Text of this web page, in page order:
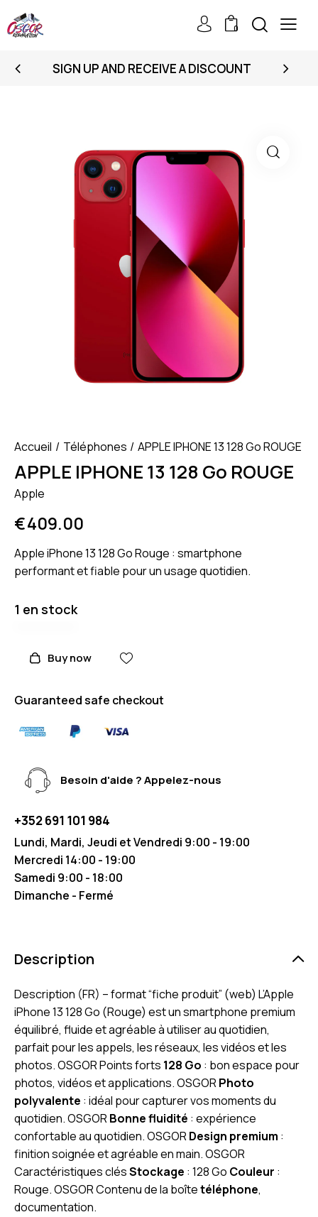
0
SIGN UP AND RECEIVE A DISCOUNT
Accueil Téléphones APPLE IPHONE 13 128 Go ROUGE
APPLE IPHONE 13 128 Go ROUGE
Apple
€409.00
Apple iPhone 13 128 Go Rouge : smartphone
performant et fiable pour un usage quotidien.
1 en stock
Buy now
Guaranteed safe checkout
Besoin d'aide ? Appelez-nous
+352 691 101 984
Lundi, Mardi, Jeudi et Vendredi 9:00 - 19:00
Mercredi 14:00 - 19:00
Samedi 9:00 - 18:00
Dimanche - Fermé
Description
Description (FR) – format “fiche produit” (web) L’Apple
iPhone 13 128 Go (Rouge) est un smartphone premium
équilibré, fluide et agréable à utiliser au quotidien,
parfait pour les appels, les réseaux, les vidéos et les
photos. OSGOR Points forts 128 Go : bon espace pour
photos, vidéos et applications. OSGORPhoto
polyvalente : idéal pour capturer vos moments du
quotidien. OSGORBonne fluidité : expérience
confortable au quotidien. OSGORDesign premium :
finition soignée et agréable en main. OSGOR
Caractéristiques clésStockage : 128 Go Couleur :
Rouge. OSGOR Contenu de la boîtetéléphone,
documentation.